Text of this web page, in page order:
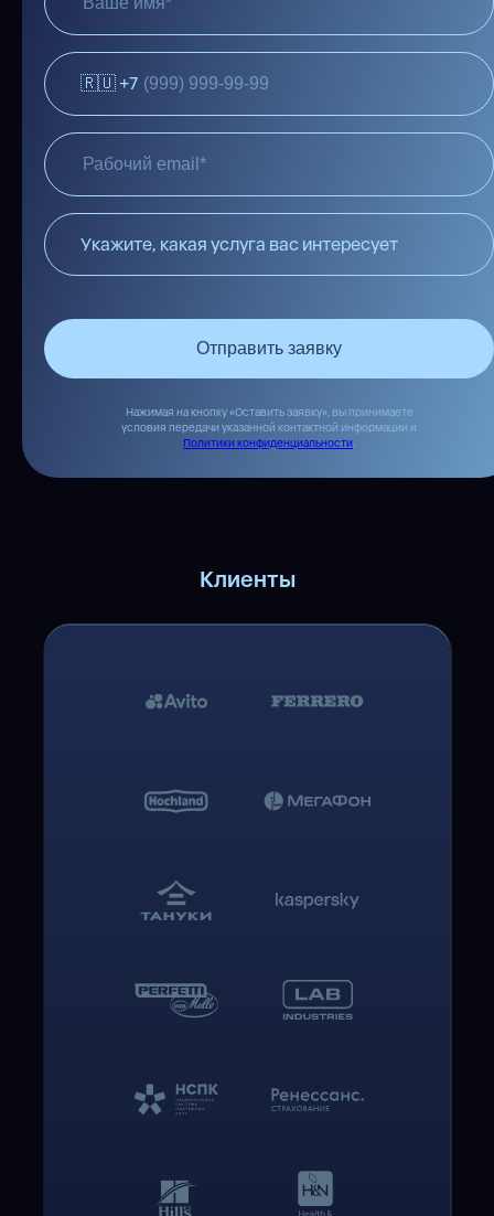
🇷🇺 +7
Укажите, какая услуга вас интересует
Отправить заявку
Нажимая на кнопку «Оставить заявку», вы принимаете
условия передачи указанной контактной информации и
Политики конфиденциальности.
Клиенты